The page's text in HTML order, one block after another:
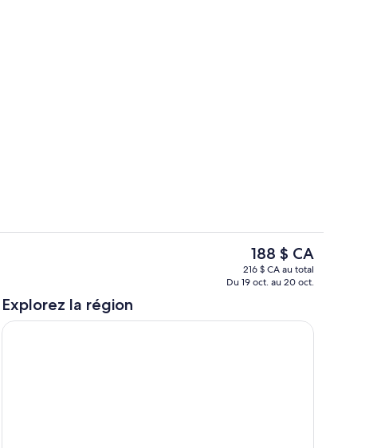
Chambre
Le
prix
actuel
188 $ CA
216 $ CA au total
Du 19 oct. au 20 oct.
Explorez la région